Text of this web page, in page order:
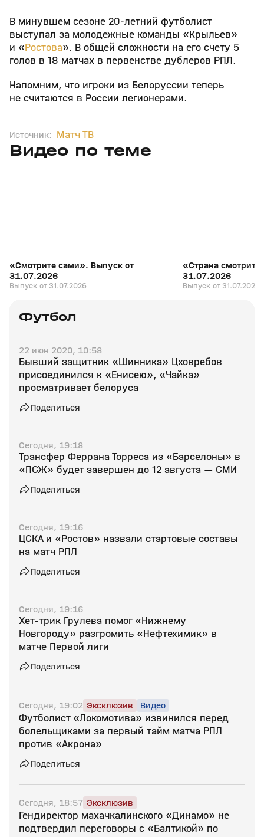
В минувшем сезоне 20-летний футболист
выступал за молодежные команды «Крыльев»
и «Ростова». В общей сложности на его счету 5
голов в 18 матчах в первенстве дублеров РПЛ.
Напомним, что игроки из Белоруссии теперь
не считаются в России легионерами.
Источник: Матч ТВ
Видео по теме
31 июл, 17:10
«Смотрите сами». Выпуск от
31.07.2026
Выпуск от 31.07.2026
«Страна смотрит
31.07.2026
Выпуск от 31.07.2026
Футбол
22 июн 2020, 10:58
Бывший защитник «Шинника» Цховребов
присоединился к «Енисею», «Чайка»
просматривает белоруса
Поделиться
Сегодня, 19:18
Трансфер Феррана Торреса из «Барселоны» в
«ПСЖ» будет завершен до 12 августа — СМИ
Поделиться
Сегодня, 19:16
ЦСКА и «Ростов» назвали стартовые составы
на матч РПЛ
Поделиться
Сегодня, 19:16
Хет‑трик Грулева помог «Нижнему
Новгороду» разгромить «Нефтехимик» в
матче Первой лиги
Поделиться
Сегодня, 19:02 Эксклюзив Видео
Футболист «Локомотива» извинился перед
болельщиками за первый тайм матча РПЛ
против «Акрона»
Поделиться
Сегодня, 18:57 Эксклюзив
Гендиректор махачкалинского «Динамо» не
подтвердил переговоры с «Балтикой» по